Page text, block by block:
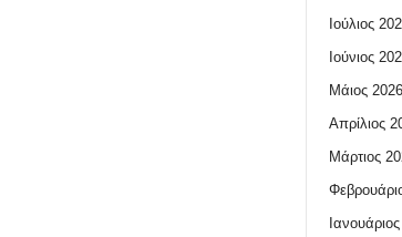
Ιούλιος
Ιούνιος
Μάιος 2026
Απρίλιος
Μάρτιος